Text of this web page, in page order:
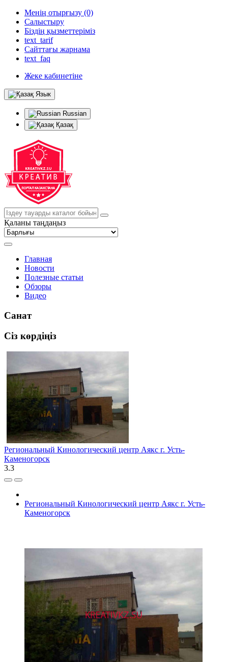
Менің отырғызу (0)
Салыстыру
Біздің қызметтеріміз
text_tarif
Сайттағы жарнама
text_faq
Жеке кабинетіне
Язык
Russian
Қазақ
Қаланы таңдаңыз
Главная
Новости
Полезные статьи
Обзоры
Видео
Санат
Сіз көрдіңіз
Региональный Кинологический центр Аякс г. Усть-
Каменогорск
3.3
Региональный Кинологический центр Аякс г. Усть-
Каменогорск